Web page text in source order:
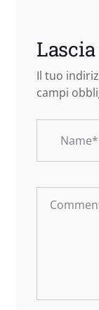
Il tuo
campi